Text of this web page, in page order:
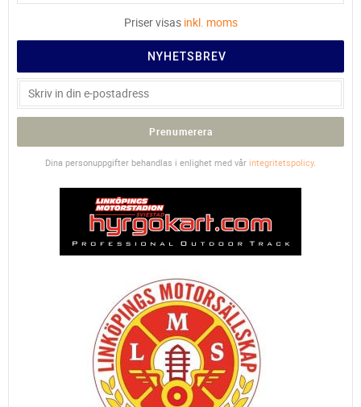
Priser visas inkl. moms
NYHETSBREV
Prenumerera
Dina personuppgifter behandlas i enlighet med vår integritetspolicy.